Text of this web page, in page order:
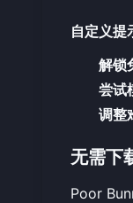
自定义提
解锁
尝试
调整
无需下
Poor